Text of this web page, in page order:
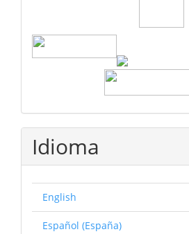
Idioma
English
Español (España)